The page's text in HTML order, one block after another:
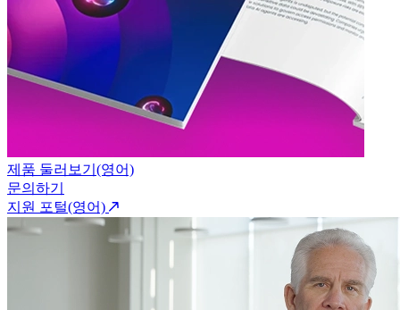
제품 둘러보기(영어)
문의하기
지원 포털(영어)